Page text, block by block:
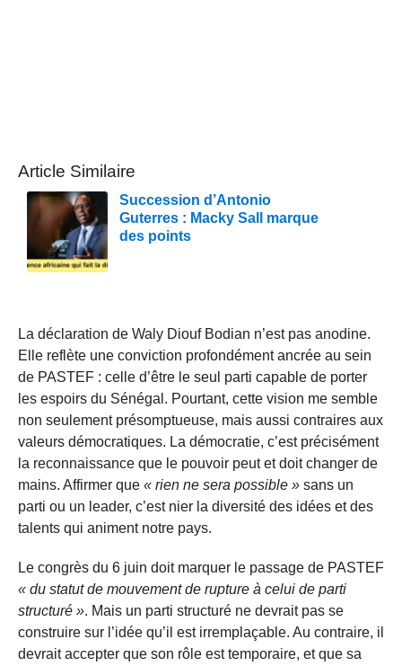
Article Similaire
Succession d’Antonio
Guterres : Macky Sall marque
des points
La déclaration de Waly Diouf Bodian n’est pas anodine.
Elle reflète une conviction profondément ancrée au sein
de PASTEF : celle d’être le seul parti capable de porter
les espoirs du Sénégal. Pourtant, cette vision me semble
non seulement présomptueuse, mais aussi contraires aux
valeurs démocratiques. La démocratie, c’est précisément
la reconnaissance que le pouvoir peut et doit changer de
mains. Affirmer que « rien ne sera possible » sans un
parti ou un leader, c’est nier la diversité des idées et des
talents qui animent notre pays.
Le congrès du 6 juin doit marquer le passage de PASTEF
« du statut de mouvement de rupture à celui de parti
structuré ». Mais un parti structuré ne devrait pas se
construire sur l’idée qu’il est irremplaçable. Au contraire, il
devrait accepter que son rôle est temporaire, et que sa